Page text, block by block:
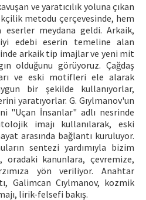
ve yaratıcılık yoluna çıkan
metodu çerçevesinde, hem
eserler meydana geldi. Arkaik,
edebi eserin temeline alan
arkaik tip imajlar ve yeni mit
olduğunu görüyoruz. Çağdaş
ve eski motifleri ele alarak
bir şekilde kullanıyorlar,
yaratıyorlar. G. Gıylmanov'un
"Uçan İnsanlar" adlı nesrinde
imajı kullanılarak, eski
arasında bağlantı kuruluyor.
sentezi yardımıyla bizim
kanunlara, çevremize,
yön veriliyor. Anahtar
Galimcan Cıylmanov, kozmik
lirik-felsefi bakış.